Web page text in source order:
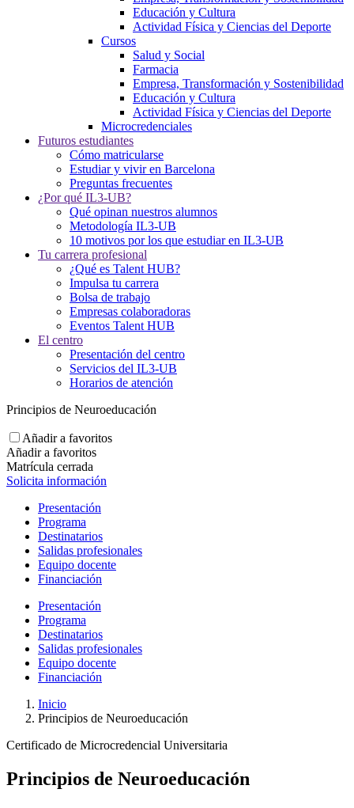
Educación y Cultura
Actividad Física y Ciencias del Deporte
Cursos
Salud y Social
Farmacia
Empresa, Transformación y Sostenibilidad
Educación y Cultura
Actividad Física y Ciencias del Deporte
Microcredenciales
Futuros estudiantes
Cómo matricularse
Estudiar y vivir en Barcelona
Preguntas frecuentes
¿Por qué IL3-UB?
Qué opinan nuestros alumnos
Metodología IL3-UB
10 motivos por los que estudiar en IL3-UB
Tu carrera profesional
¿Qué es Talent HUB?
Impulsa tu carrera
Bolsa de trabajo
Empresas colaboradoras
Eventos Talent HUB
El centro
Presentación del centro
Servicios del IL3-UB
Horarios de atención
Principios de Neuroeducación
Añadir a favoritos
Añadir a favoritos
Matrícula cerrada
Solicita información
Presentación
Programa
Destinatarios
Salidas profesionales
Equipo docente
Financiación
Presentación
Programa
Destinatarios
Salidas profesionales
Equipo docente
Financiación
Inicio
Principios de Neuroeducación
Certificado de Microcredencial Universitaria
Principios de Neuroeducación